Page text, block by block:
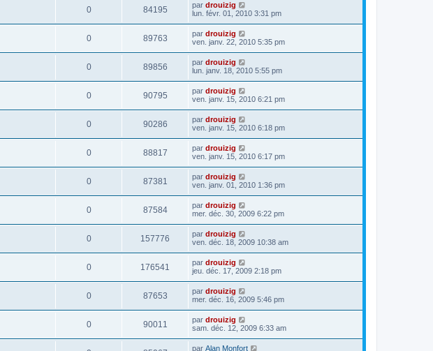
0 84195 par drouizig
lun. févr. 01, 2010 3:31 pm
0 89763 par drouizig
ven. janv. 22, 2010 5:35 pm
0 89856 par drouizig
lun. janv. 18, 2010 5:55 pm
0 90795 par drouizig
ven. janv. 15, 2010 6:21 pm
0 90286 par drouizig
ven. janv. 15, 2010 6:18 pm
0 88817 par drouizig
ven. janv. 15, 2010 6:17 pm
0 87381 par drouizig
ven. janv. 01, 2010 1:36 pm
0 87584 par drouizig
mer. déc. 30, 2009 6:22 pm
0 157776 par drouizig
ven. déc. 18, 2009 10:38 am
0 176541 par drouizig
jeu. déc. 17, 2009 2:18 pm
0 87653 par drouizig
mer. déc. 16, 2009 5:46 pm
0 90011 par drouizig
sam. déc. 12, 2009 6:33 am
par Alan Monfort